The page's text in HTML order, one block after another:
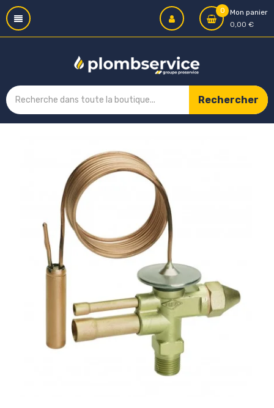
0
Mon panier
0,00 €
Rechercher